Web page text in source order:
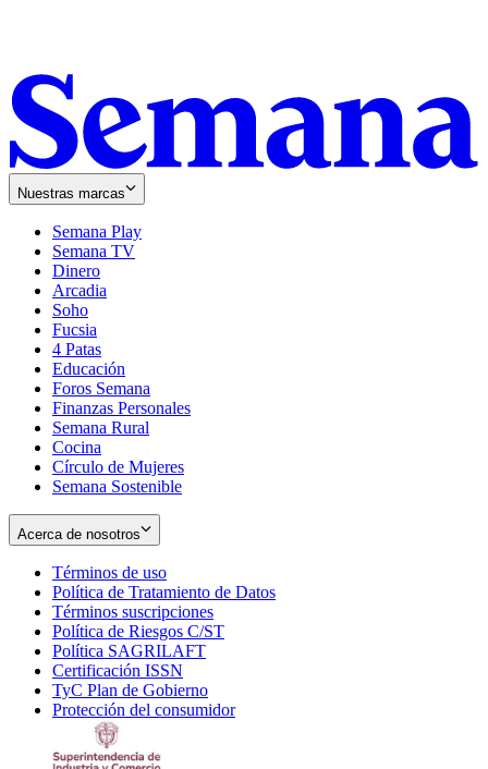
Nuestras marcas
Semana Play
Semana TV
Dinero
Arcadia
Soho
in
new
window
Fucsia
in
new
window
4 Patas
Educación
Foros Semana
Finanzas Personales
Semana Rural
Cocina
Círculo de Mujeres
Semana Sostenible
Acerca de nosotros
Términos de uso
in
new
window
Política de Tratamiento de Datos
Términos suscripciones
in
Política de Riesgos C/ST
Política SAGRILAFT
new
window
Certificación ISSN
in
new
TyC Plan de Gobierno
in
Protección del consumidorOpens